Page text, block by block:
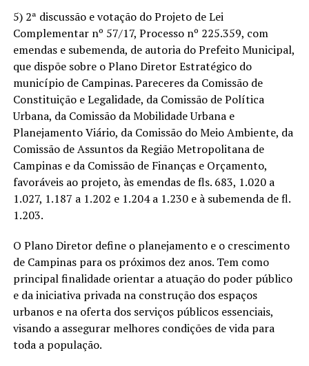
5) 2ª discussão e votação do Projeto de Lei
Complementar nº 57/17, Processo nº 225.359, com
emendas e subemenda, de autoria do Prefeito Municipal,
que dispõe sobre o Plano Diretor Estratégico do
município de Campinas. Pareceres da Comissão de
Constituição e Legalidade, da Comissão de Política
Urbana, da Comissão da Mobilidade Urbana e
Planejamento Viário, da Comissão do Meio Ambiente, da
Comissão de Assuntos da Região Metropolitana de
Campinas e da Comissão de Finanças e Orçamento,
favoráveis ao projeto, às emendas de fls. 683, 1.020 a
1.027, 1.187 a 1.202 e 1.204 a 1.230 e à subemenda de fl.
1.203.
O Plano Diretor define o planejamento e o crescimento
de Campinas para os próximos dez anos. Tem como
principal finalidade orientar a atuação do poder público
e da iniciativa privada na construção dos espaços
urbanos e na oferta dos serviços públicos essenciais,
visando a assegurar melhores condições de vida para
toda a população.